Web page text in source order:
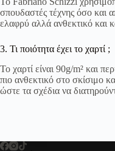
σπουδαστές τέχνης όσο και
ελαφρύ αλλά ανθεκτικό και
3. Τι ποιότητα έχει το χαρτί ;
Το χαρτί είναι 90g/m² και
πιο ανθεκτικό στο σκίσιμο
ώστε τα σχέδια να